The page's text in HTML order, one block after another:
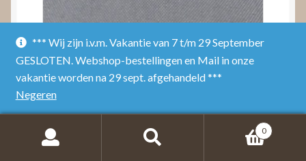
*** Wij zijn i.v.m. Vakantie van 7 t/m 29 September
GESLOTEN. Webshop-bestellingen en Mail in onze
vakantie worden na 29 sept. afgehandeld ***
Negeren
Zilveren oorringen met zirconia
Toevoegen aan winkelwagen
0